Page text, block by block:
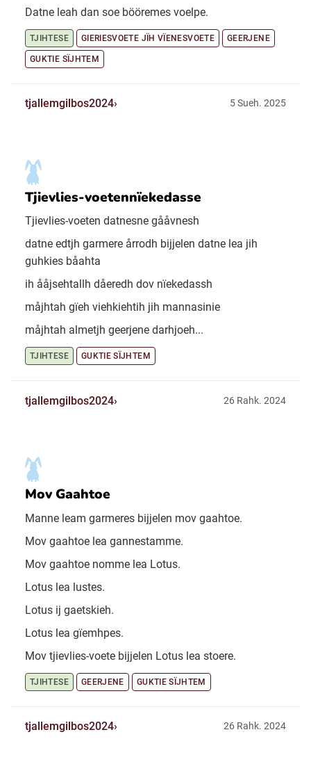
Datne leah dan soe bööremes voelpe.
TJIHTESE GIERIESVOETE JÏH VÏENESVOETE GEERJENE
GUKTIE SÏJHTEM
tjallemgilbos2024 5 Sueh. 2025
Tjievlies-voetennïekedasse
Tjievlies-voeten datnesne gååvnesh
datne edtjh garmere årrodh bijjelen datne lea jih
guhkies båahta
ih ååjsehtallh dåeredh dov nïekedassh
måjhtah gïeh viehkiehtih jih mannasinie
måjhtah almetjh geerjene darhjoeh...
TJIHTESE GUKTIE SÏJHTEM
tjallemgilbos2024 26 Rahk. 2024
Mov Gaahtoe
Manne leam garmeres bijjelen mov gaahtoe.
Mov gaahtoe lea gannestamme.
Mov gaahtoe nomme lea Lotus.
Lotus lea lustes.
Lotus ij gaetskieh.
Lotus lea gïemhpes.
Mov tjievlies-voete bijjelen Lotus lea stoere.
TJIHTESE GEERJENE GUKTIE SÏJHTEM
tjallemgilbos2024 26 Rahk. 2024